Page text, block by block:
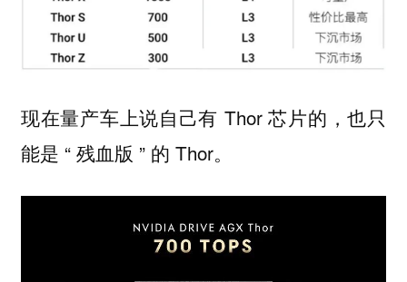
现在量产车上说自己有 Thor 芯片的，也只
能是 “ 残血版 ” 的 Thor。